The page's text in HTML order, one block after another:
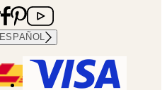
ESPAÑOL